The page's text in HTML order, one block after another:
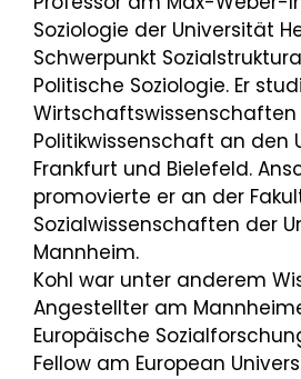
Soziologie der Universität
Schwerpunkt
Politische Soziologie. Er
Wirtschaftswissenschaften
Politikwissenschaft an den
Frankfurt und Bielefeld.
promovierte er an der
Sozialwissenschaften der
Mannheim.
Kohl war unter anderem
Angestellter am
Europäische
Fellow am European